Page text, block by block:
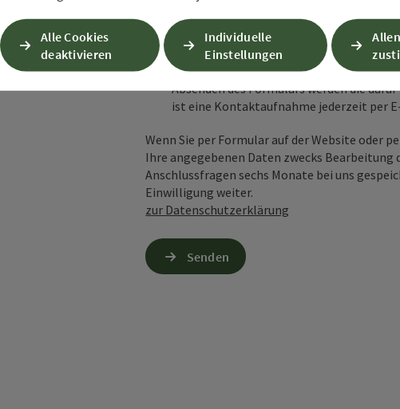
Zum Schutz vor Spam wird Google
personenbezogene Daten (z. B. die IP-
Absenden des Formulars werden die
ist eine Kontaktaufnahme jederzeit per
Wenn Sie per Formular auf der Website oder
Ihre angegebenen Daten zwecks Bearbeitung
Anschlussfragen sechs Monate bei uns
Einwilligung weiter.
zur Datenschutzerklärung
Senden
Alle Cookies
deaktivieren
Individuelle
Einstellungen